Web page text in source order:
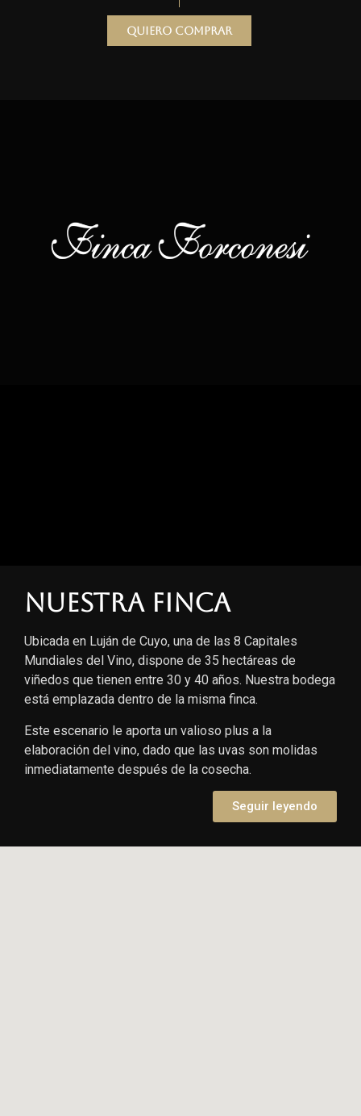
Quiero comprar
Nuestra finca
Ubicada en Luján de Cuyo, una de las 8 Capitales
Mundiales del Vino, dispone de 35 hectáreas de
viñedos que tienen entre 30 y 40 años. Nuestra bodega
está emplazada dentro de la misma finca.
Este escenario le aporta un valioso plus a la
elaboración del vino, dado que las uvas son molidas
inmediatamente después de la cosecha.
Seguir leyendo